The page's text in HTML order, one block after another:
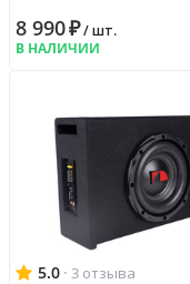
8 990₽/ шт.
В НАЛИЧИИ
5.0 · 3 отзыва